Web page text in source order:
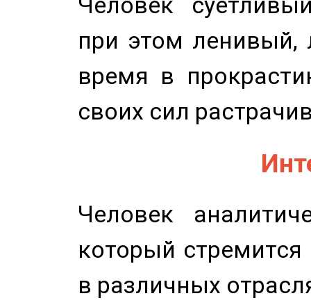
при этом
время в
своих сил
Человек
который
в различных